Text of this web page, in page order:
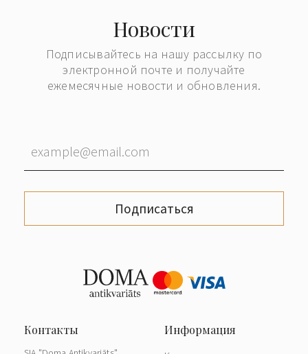
Новости
Подписывайтесь на нашу рассылку по
электронной почте и получайте
ежемесячные новости и обновления.
Подписаться